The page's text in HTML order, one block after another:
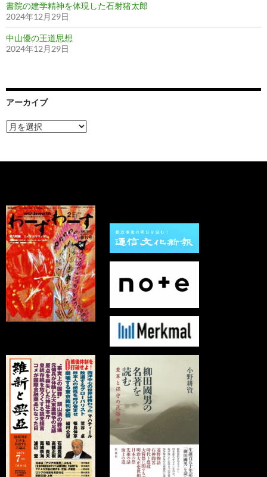
書院の建学精神を体現した石射猪太郎
2024年12月29日
中山優の王道思想
2024年12月29日
アーカイブ
ア
ー